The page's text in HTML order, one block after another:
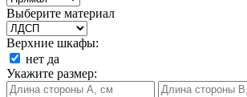
Выберите материал
Верхние шкафы:
нет да
Укажите размер: